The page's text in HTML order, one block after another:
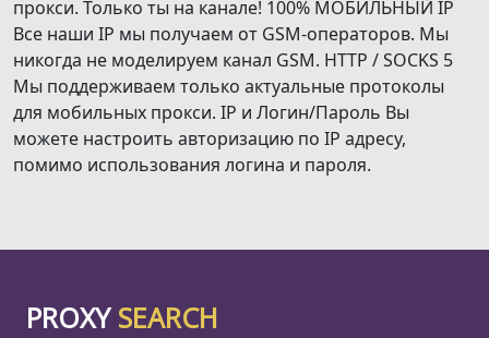
прокси. Только ты на канале! 100% МОБИЛЬНЫЙ IP
Все наши IP мы получаем от GSM-операторов. Мы
никогда не моделируем канал GSM. HTTP / SOCKS 5
Мы поддерживаем только актуальные протоколы
для мобильных прокси. IP и Логин/Пароль Вы
можете настроить авторизацию по IP адресу,
помимо использования логина и пароля.
PROXYSEARCH